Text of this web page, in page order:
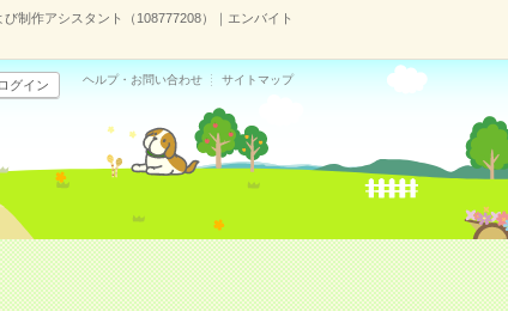
制作アシスタント（108777208）｜エンバイト
ログイン ヘルプ・お問い合わせ サイトマップ